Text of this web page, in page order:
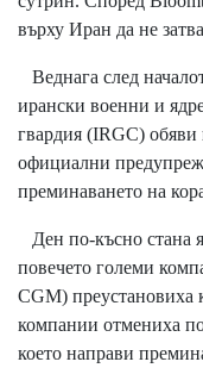
върху Иран да не
Веднага след
ирански военни и
гвардия (IRGC) обяви
официални
преминаването на
Ден по-късно стана
повечето големи
CGM) преустановиха
компании отмениха
което направи